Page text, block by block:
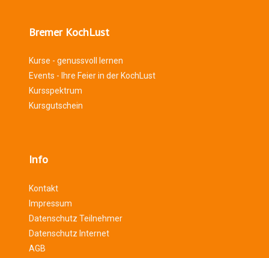
Bremer KochLust
Kurse - genussvoll lernen
Events - Ihre Feier in der KochLust
Kursspektrum
Kursgutschein
Info
Kontakt
Impressum
Datenschutz Teilnehmer
Datenschutz Internet
AGB